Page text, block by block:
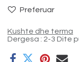
Preferuar
Kushte dhe terma
Dergesa : 2-3 Dite